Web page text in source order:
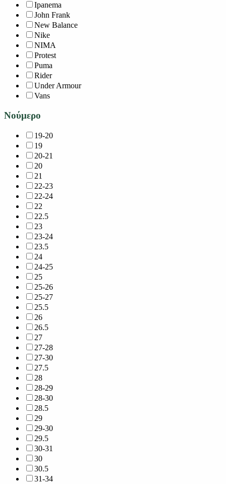
Ipanema
John Frank
New Balance
Nike
NIMA
Protest
Puma
Rider
Under Armour
Vans
Νούμερο
19-20
19
20-21
20
21
22-23
22-24
22
22.5
23
23-24
23.5
24
24-25
25
25-26
25-27
25.5
26
26.5
27
27-28
27-30
27.5
28
28-29
28-30
28.5
29
29-30
29.5
30-31
30
30.5
31-34